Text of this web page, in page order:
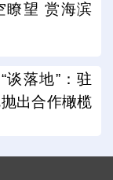
瞭望 赏海滨
谈落地”：驻
出合作橄榄